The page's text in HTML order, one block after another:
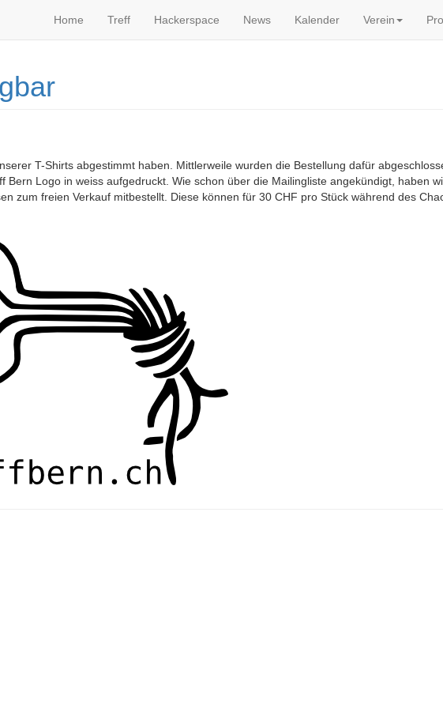
Home Treff Hackerspace News Kalender Verein
T-Shirts abgestimmt haben. Mittlerweile wurden die Bestellung dafür
Logo in weiss aufgedruckt. Wie schon über die Mailingliste angekündigt, haben
zum freien Verkauf mitbestellt. Diese können für 30 CHF pro Stück während des